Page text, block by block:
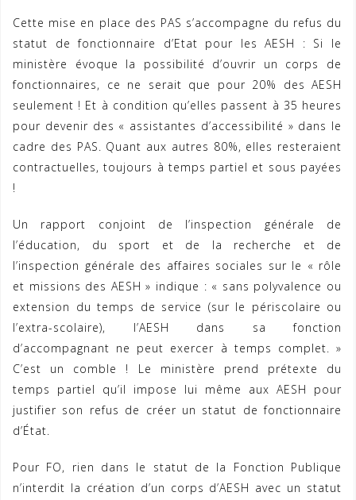
Cette mise en place des PAS s’accompagne du refus du
statut de fonctionnaire d’Etat pour les AESH : Si le
ministère évoque la possibilité d’ouvrir un corps de
fonctionnaires, ce ne serait que pour 20% des AESH
seulement ! Et à condition qu’elles passent à 35 heures
pour devenir des « assistantes d’accessibilité » dans le
cadre des PAS. Quant aux autres 80%, elles resteraient
contractuelles, toujours à temps partiel et sous payées
!
Un rapport conjoint de l’inspection générale de
l’éducation, du sport et de la recherche et de
l’inspection générale des affaires sociales sur le « rôle
et missions des AESH » indique : « sans polyvalence ou
extension du temps de service (sur le périscolaire ou
l’extra-scolaire), l’AESH dans sa fonction
d’accompagnant ne peut exercer à temps complet. »
C’est un comble ! Le ministère prend prétexte du
temps partiel qu’il impose lui même aux AESH pour
justifier son refus de créer un statut de fonctionnaire
d’État.
Pour FO, rien dans le statut de la Fonction Publique
n’interdit la création d’un corps d’AESH avec un statut